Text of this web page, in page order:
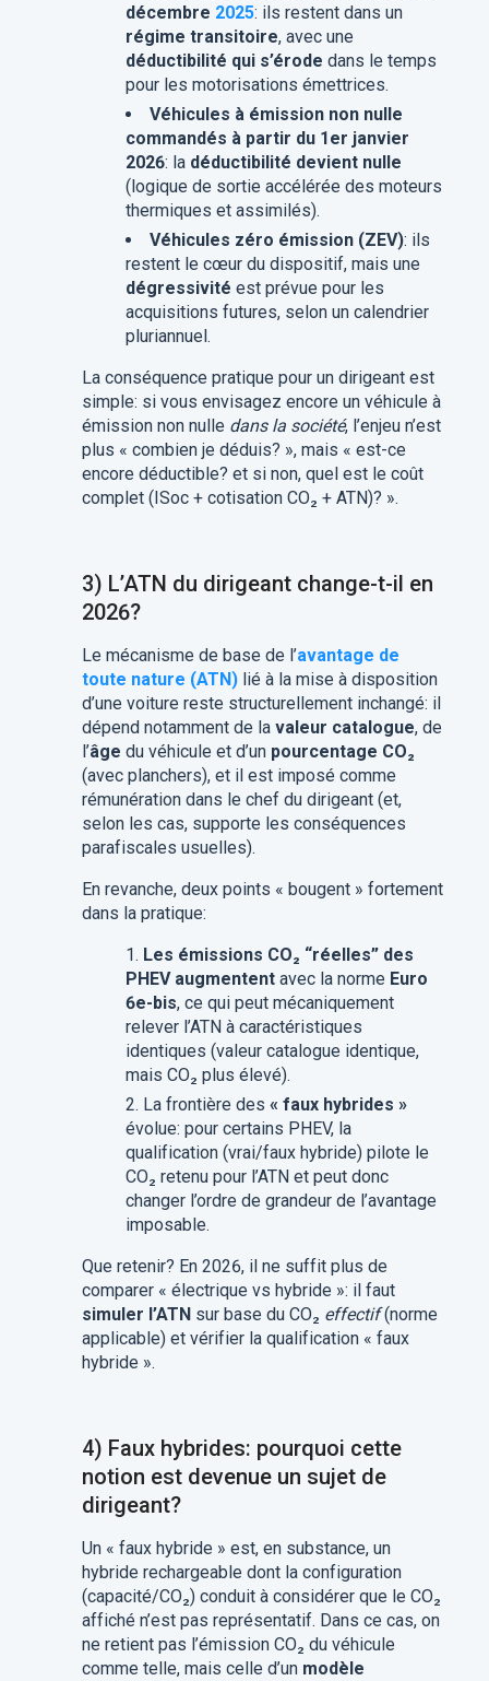
décembre 2025: ils restent dans un
régime transitoire, avec une
déductibilité qui s’érode dans le temps
pour les motorisations émettrices.
Véhicules à émission non nulle
commandés à partir du 1er janvier
2026: la déductibilité devient nulle
(logique de sortie accélérée des moteurs
thermiques et assimilés).
Véhicules zéro émission (ZEV): ils
restent le cœur du dispositif, mais une
dégressivité est prévue pour les
acquisitions futures, selon un calendrier
pluriannuel.
La conséquence pratique pour un dirigeant est
simple: si vous envisagez encore un véhicule à
émission non nulle dans la société, l’enjeu n’est
plus « combien je déduis? », mais « est-ce
encore déductible? et si non, quel est le coût
complet (ISoc + cotisation CO₂ + ATN)? ».
3) L’ATN du dirigeant change-t-il en
2026?
Le mécanisme de base de l’avantage de
toute nature (ATN)lié à la mise à disposition
d’une voiture reste structurellement inchangé: il
dépend notamment de la valeur catalogue, de
l’âge du véhicule et d’un pourcentage CO₂
(avec planchers), et il est imposé comme
rémunération dans le chef du dirigeant (et,
selon les cas, supporte les conséquences
parafiscales usuelles).
En revanche, deux points « bougent » fortement
dans la pratique:
Les émissions CO₂ “réelles” des
PHEV augmententavec la norme Euro
6e-bis, ce qui peut mécaniquement
relever l’ATN à caractéristiques
identiques (valeur catalogue identique,
mais CO₂ plus élevé).
La frontière des « faux hybrides »
évolue: pour certains PHEV, la
qualification (vrai/faux hybride) pilote le
CO₂ retenu pour l’ATN et peut donc
changer l’ordre de grandeur de l’avantage
imposable.
Que retenir? En 2026, il ne suffit plus de
comparer « électrique vs hybride »: il faut
simuler l’ATNsur base du CO₂ effectif(norme
applicable) et vérifier la qualification « faux
hybride ».
4) Faux hybrides: pourquoi cette
notion est devenue un sujet de
dirigeant?
Un « faux hybride » est, en substance, un
hybride rechargeable dont la configuration
(capacité/CO₂) conduit à considérer que le CO₂
affiché n’est pas représentatif. Dans ce cas, on
ne retient pas l’émission CO₂ du véhicule
comme telle, mais celle d’un modèle